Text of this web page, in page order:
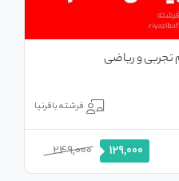
و ریاضی
فرشته باقرنیا
249,000 129,000